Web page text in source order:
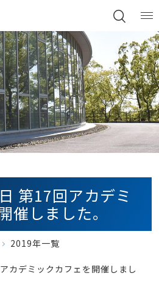
第17回アカデミ
催しました。
2019年一覧
カデミックカフェを開催しまし